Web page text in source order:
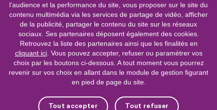
l’audience et la performance du site, vous proposer sur le site du
contenu multimédia via les services de partage de vidéo, afficher
de la publicité, partager le contenu du site sur les réseaux
sociaux. Ses partenaires déposent également des cookies.
Retrouvez la liste des partenaires ainsi que les finalités en
cliquant ici. Vous pouvez accepter, refuser ou paramétrer vos
choix par les boutons ci-dessous. A tout moment vous pourrez
revenir sur vos choix en allant dans le module de gestion figurant
en pied de page du site.
Tout accepter Tout refuser
Linkedin
Facebook
0 800 11 10 09
Service &
appel gratuits
Nous contacter